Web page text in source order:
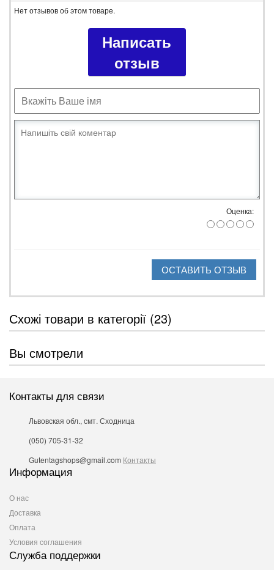
Нет отзывов об этом товаре.
Написать
отзыв
Оценка:
ОСТАВИТЬ ОТЗЫВ
Схожі товари в категорії (23)
Вы смотрели
Контакты для связи
Львовская обл., смт. Сходница
(050) 705-31-32
Gutentagshops@gmail.com Контакты
Информация
О нас
Доставка
Оплата
Условия соглашения
Служба поддержки